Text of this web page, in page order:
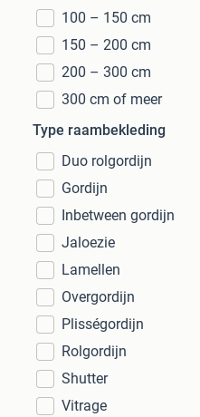
100 – 150 cm
150 – 200 cm
200 – 300 cm
300 cm of meer
Type raambekleding
Duo rolgordijn
Gordijn
Inbetween gordijn
Jaloezie
Lamellen
Overgordijn
Plisségordijn
Rolgordijn
Shutter
Vitrage